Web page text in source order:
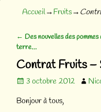
Accueil→Fruits→
Navigation des
← Des nouvelles des pommes
terre…
Contrat Fruits –
3 octobre 2012
Bonjour à tous,